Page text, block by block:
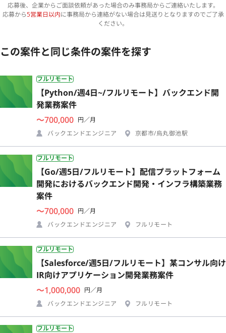
応募後、企業からご面談依頼があった場合のみ事務局からご連絡いたします。
応募から5営業日以内に事務局から連絡がない場合は見送りとなりますのでご了承
ください。
この案件と同じ条件の案件を探す
フルリモート
【Python/週4日~/フルリモート】バックエンド開
発業務案件
〜700,000 円／月
バックエンドエンジニア
京都市/烏丸御池駅
フルリモート
【Go/週5日/フルリモート】配信プラットフォーム
開発におけるバックエンド開発・インフラ構築業務
案件
〜700,000 円／月
バックエンドエンジニア
フルリモート
フルリモート
【Salesforce/週5日/フルリモート】某コンサル向け
IR向けアプリケーション開発業務案件
〜1,000,000 円／月
バックエンドエンジニア
フルリモート
フルリモート